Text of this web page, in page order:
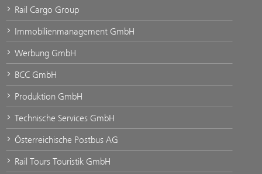
Rail Cargo Group
Immobilienmanagement GmbH
Werbung GmbH
BCC GmbH
Produktion GmbH
Technische Services GmbH
Österreichische Postbus AG
Rail Tours Touristik GmbH